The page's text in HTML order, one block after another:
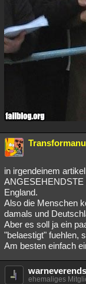
Transformanu
in irgendeinem
ANGESEHENDSTE
England.
Also die Menschen
damals und
Aber es soll ja ein
"belaestigt" fuehlen,
Am besten einfach
warneverends
ehemaliges